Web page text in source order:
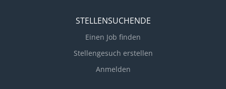
STELLENSUCHENDE
Einen Job finden
Stellengesuch erstellen
Anmelden